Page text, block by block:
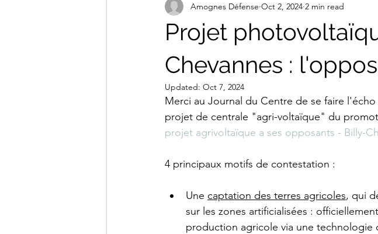
Projet
Chevannes :
Amognes Défense Oct 2, 2024 2 min read
Updated: Oct 7, 2024
Merci au Journal du Centre de se faire
projet de centrale "agri-voltaïque" du
projet agrivoltaïque a ses opposants - Billy-
4 principaux motifs de contestation :
Une captation des terres agricoles, qui
sur les zones artificialisées :
production agricole via une technologie